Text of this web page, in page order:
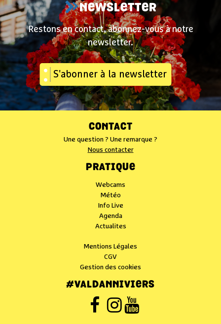
NEWSLETTER
Restons en contact, abonnez-vous à notre
newsletter.
S'abonner à la newsletter
CONTACT
Une question ? Une remarque ?
Nous contacter
PRATIQUE
Webcams
Météo
Info Live
Agenda
Actualites
Mentions Légales
CGV
Gestion des cookies
#VALDANNIVIERS